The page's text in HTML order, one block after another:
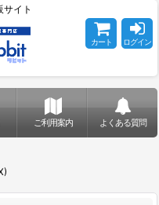
サイト
カート ログイン
ご利用案内 よくある質問